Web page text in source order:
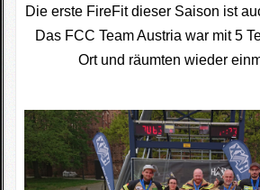
Die erste FireFit dieser Saison ist
Das FCC Team Austria war mit 5
Ort und räumten wieder